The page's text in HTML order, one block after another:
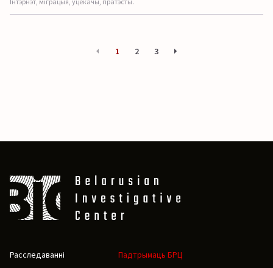
1 2 3
Расследаванні
Падтрымаць БРЦ